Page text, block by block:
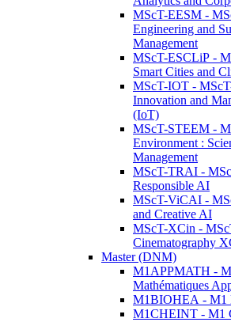
MScT-EESM -
Engineering and
Management
MScT-ESCLiP -
Smart Cities and
MScT-IOT -
Innovation and
(IoT)
MScT-STEEM -
Environment :
Management
MScT-TRAI -
Responsible AI
MScT-ViCAI -
and Creative AI
MScT-XCin -
Cinematography
Master (DNM)
M1APPMATH -
Mathématiques
M1BIOHEA - M1
M1CHEINT - M1